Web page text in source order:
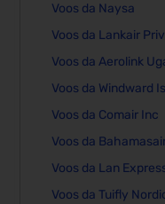
Voos da Naysa
Voos da Lankair
Voos da Aerolink
Voos da Windward
Voos da Comair Inc
Voos da
Voos da Lan
Voos da Tuifly